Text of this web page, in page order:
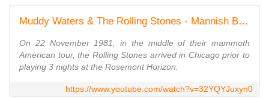
Muddy Waters & The Rolling Stones - Mannish Boy - Live At Checkerboard Lounge
On 22 November 1981, in the middle of their mammoth
American tour, the Rolling Stones arrived in Chicago prior to
playing 3 nights at the Rosemont Horizon.
https://www.youtube.com/watch?v=32YQYJuxyn0